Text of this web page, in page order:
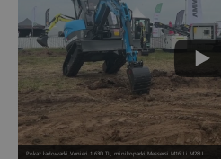
Pokaz ładowarki Venieri 1.63D TL, minikoparki Messersi M16U i M28U